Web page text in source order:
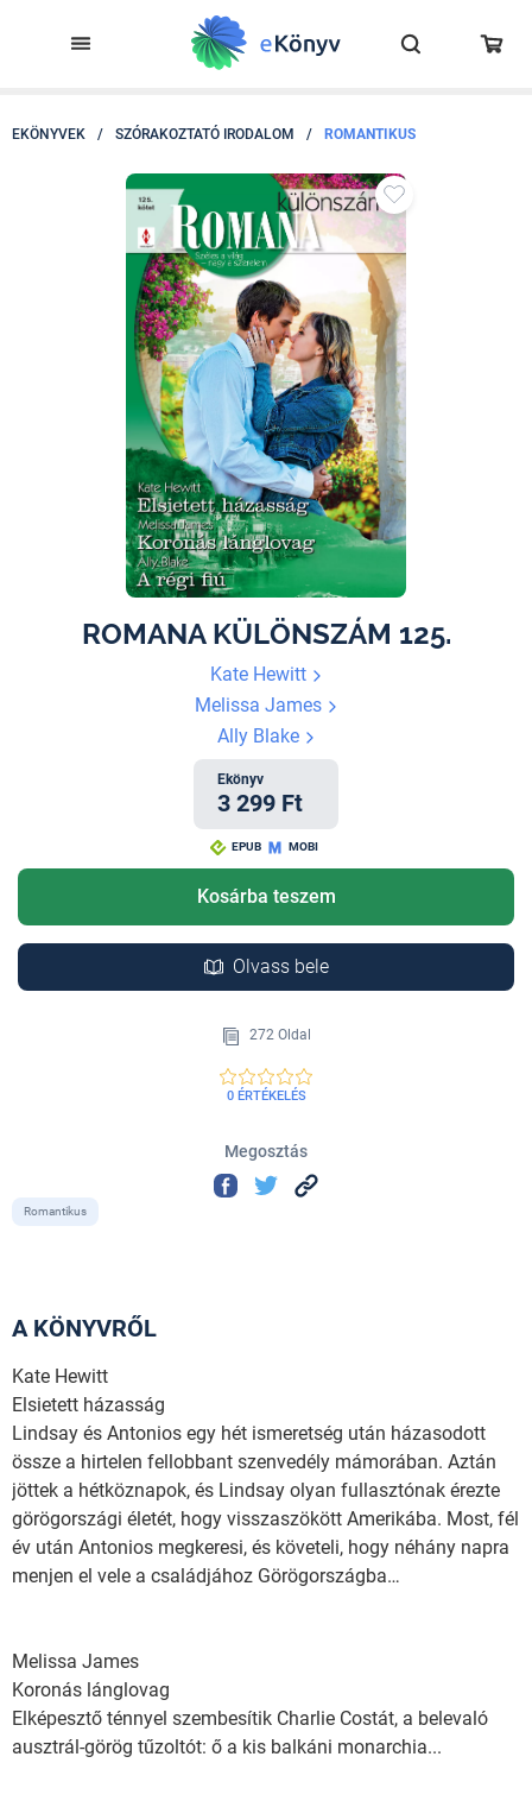
EKÖNYVEK / SZÓRAKOZTATÓ IRODALOM / ROMANTIKUS
ROMANA KÜLÖNSZÁM 125.
Kate Hewitt
Melissa James
Ally Blake
Ekönyv
3 299 Ft
EPUB MOBI
Kosárba teszem
Olvass bele
272 Oldal
0 ÉRTÉKELÉS
Megosztás
Romantikus
A KÖNYVRŐL
Kate Hewitt
Elsietett házasság
Lindsay és Antonios egy hét ismeretség után házasodott
össze a hirtelen fellobbant szenvedély mámorában. Aztán
jöttek a hétköznapok, és Lindsay olyan fullasztónak érezte
görögországi életét, hogy visszaszökött Amerikába. Most, fél
év után Antonios megkeresi, és követeli, hogy néhány napra
menjen el vele a családjához Görögországba…
Melissa James
Koronás lánglovag
Elképesztő ténnyel szembesítik Charlie Costát, a belevaló
ausztrál-görög tűzoltót: ő a kis balkáni monarchia...